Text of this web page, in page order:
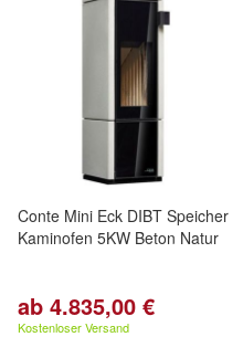
Conte Mini Eck DIBT Speicher
Kaminofen 5KW Beton Natur
ab 4.835,00 €
Kostenloser Versand